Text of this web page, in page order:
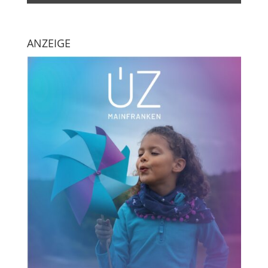
ANZEIGE